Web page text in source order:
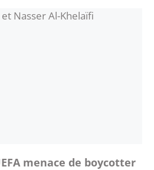
menace de boycotter